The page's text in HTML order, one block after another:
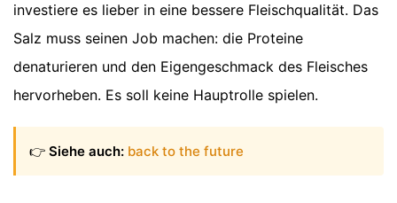
investiere es lieber in eine bessere Fleischqualität. Das
Salz muss seinen Job machen: die Proteine
denaturieren und den Eigengeschmack des Fleisches
hervorheben. Es soll keine Hauptrolle spielen.
👉 Siehe auch: back to the future